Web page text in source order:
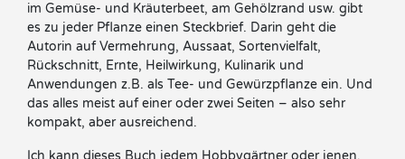
im Gemüse- und Kräuterbeet, am Gehölzrand usw. gibt
es zu jeder Pflanze einen Steckbrief. Darin geht die
Autorin auf Vermehrung, Aussaat, Sortenvielfalt,
Rückschnitt, Ernte, Heilwirkung, Kulinarik und
Anwendungen z.B. als Tee- und Gewürzpflanze ein. Und
das alles meist auf einer oder zwei Seiten – also sehr
kompakt, aber ausreichend.
Ich kann dieses Buch jedem Hobbygärtner oder jenen,